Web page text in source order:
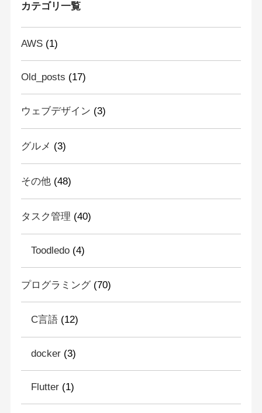
カテゴリ一覧
AWS(1)
Old_posts (17)
ウェブデザイン (3)
グルメ (3)
その他(48)
タスク管理 (40)
Toodledo(4)
プログラミング(70)
C言語(12)
docker(3)
Flutter(1)